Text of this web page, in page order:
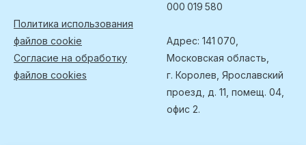
Политика использования
файлов cookie
Согласие на обработку
файлов cookies
000 019 580
Адрес: 141 070,
Московская область,
г. Королев, Ярославский
проезд, д. 11, помещ. 04,
офис 2.